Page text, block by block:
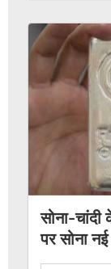
सोना-
पर सोना